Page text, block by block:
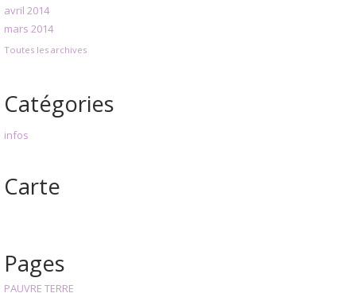
avril 2014
mars 2014
Toutes les archives
Catégories
infos
Carte
Pages
PAUVRE TERRE